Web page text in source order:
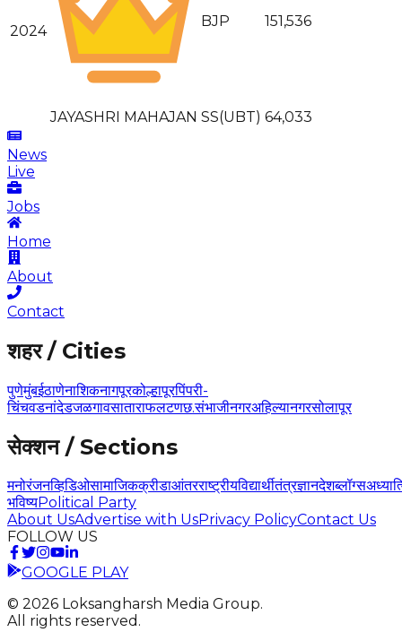
2024
BJP 151,536
JAYASHRI MAHAJAN SS(UBT) 64,033
News
Live
Jobs
Home
About
Contact
शहर / Cities
पुणेमुंबईठाणेनाशिकनागपूरकोल्हापूरपिंपरी-
चिंचवडनांदेडजळगावसाताराफलटणछ.संभाजीनगरअहिल्यानगरसोलापूर
सेक्शन / Sections
मनोरंजनव्हिडिओसामाजिकक्रीडाआंतरराष्ट्रीयविद्यार्थीतंत्रज्ञानदेशब्लॉग्स
भविष्यPolitical Party
About UsAdvertise with UsPrivacy PolicyContact Us
FOLLOW US
GOOGLE PLAY
© 2026 Loksangharsh Media Group.
All rights reserved.